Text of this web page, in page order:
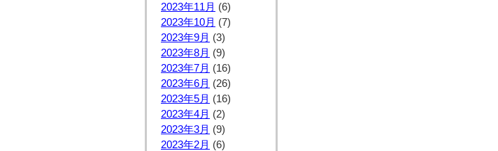
2023年11月 (6)
2023年10月 (7)
2023年9月 (3)
2023年8月 (9)
2023年7月 (16)
2023年6月 (26)
2023年5月 (16)
2023年4月 (2)
2023年3月 (9)
2023年2月 (6)